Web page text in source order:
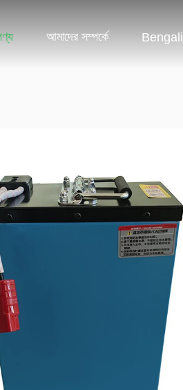
আমাদের সম্পর্কে Bengali